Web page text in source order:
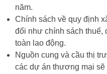
năm.
Chính sách về quy định
đổi như chính sách thuế,
toàn lao động.
Nguồn cung và cầu thị
các dự án thương mại